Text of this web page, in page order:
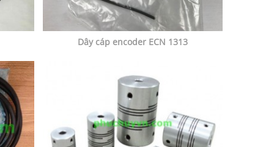
Dây cáp encoder ECN 1313